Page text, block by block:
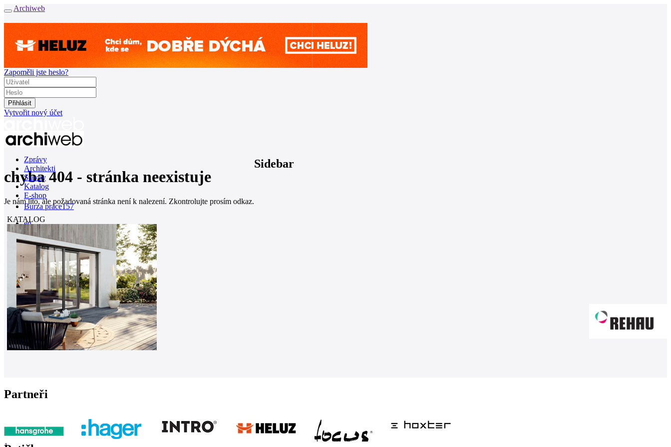
Archiweb
Zapoměli jste heslo?
Vytvořit nový účet
Zprávy
Architekti
Stavby
Katalog
E-shop
Burza práce157
en
chyba 404 - stránka neexistuje
Je nám líto, ale požadovaná stránka není k nalezení. Zkontrolujte prosím odkaz.
Sidebar
KATALOG
Partneři